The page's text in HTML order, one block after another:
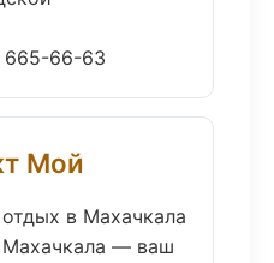
665-66-63
Мой
в Махачкала
Махачкала — ваш